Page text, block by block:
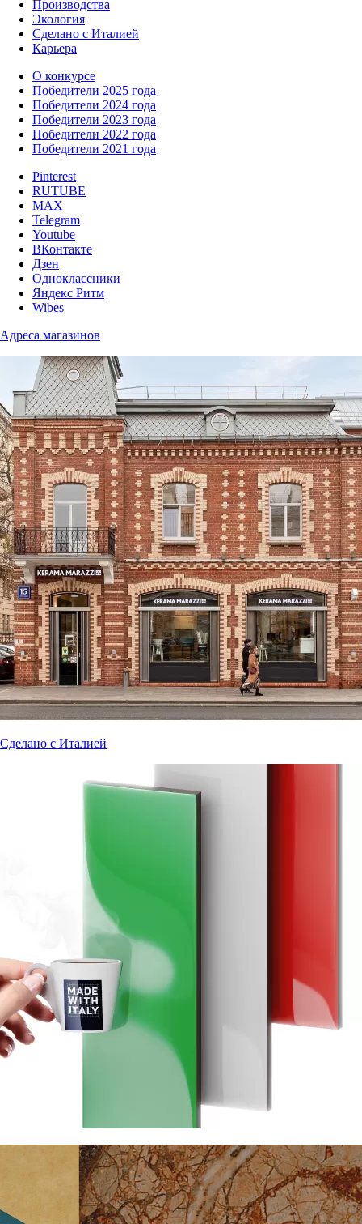
Производства
Экология
Сделано с Италией
Карьера
О конкурсе
Победители 2025 года
Победители 2024 года
Победители 2023 года
Победители 2022 года
Победители 2021 года
Pinterest
RUTUBE
MAX
Telegram
Youtube
ВКонтакте
Дзен
Одноклассники
Яндекс Ритм
Wibes
Адреса магазинов
Сделано с Италией